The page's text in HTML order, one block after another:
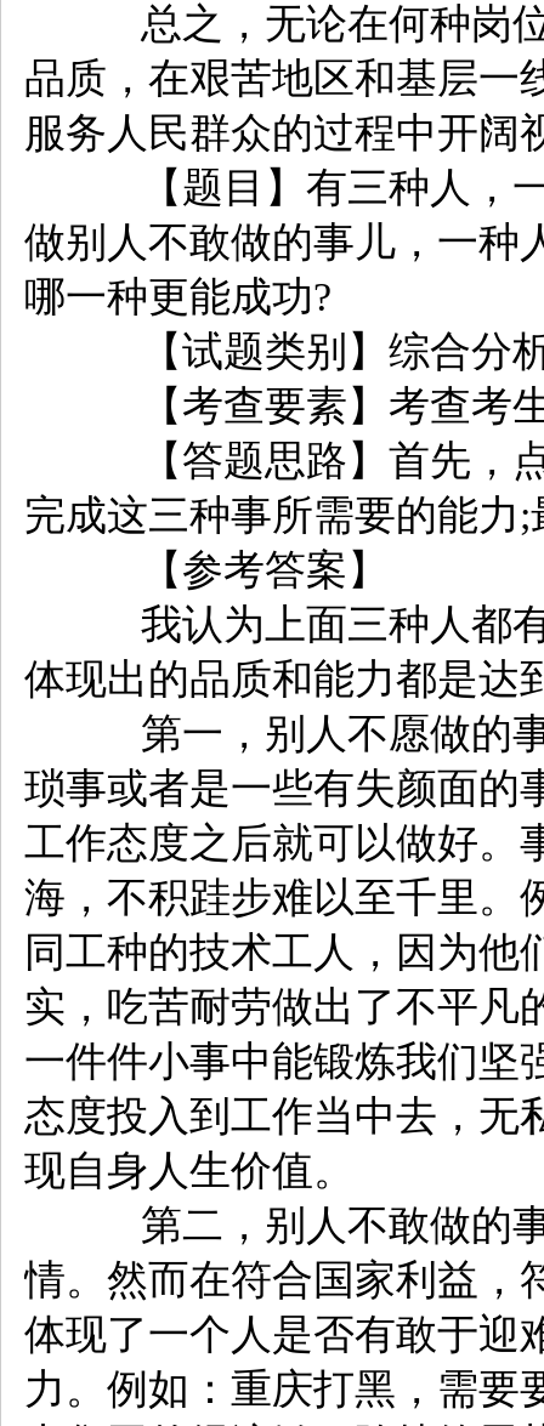
总之，无论在何种岗位
品质，在艰苦地区和基层一
服务人民群众的过程中开阔
【题目】有三种人，一
做别人不敢做的事儿，一种
哪一种更能成功?
【试题类别】综合分
【考查要素】考查考生
【答题思路】首先，点
完成这三种事所需要的能力
【参考答案】
我认为上面三种人都有
体现出的品质和能力都是达
第一，别人不愿做的事
琐事或者是一些有失颜面的
工作态度之后就可以做好。
海，不积跬步难以至千里。
同工种的技术工人，因为他
实，吃苦耐劳做出了不平凡
一件件小事中能锻炼我们坚
态度投入到工作当中去，无
现自身人生价值。
第二，别人不敢做的事
情。然而在符合国家利益，
体现了一个人是否有敢于迎
力。例如：重庆打黑，需要